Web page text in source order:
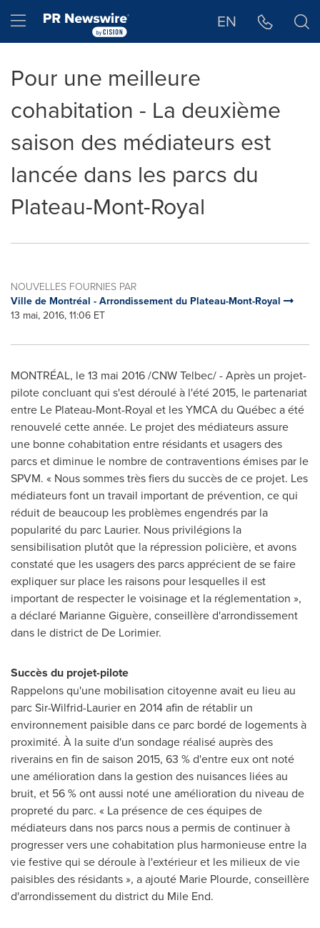
Hamburger menu EN
Pour une meilleure
cohabitation - La deuxième
saison des médiateurs est
lancée dans les parcs du
Plateau-Mont-Royal
NOUVELLES FOURNIES PAR
Ville de Montréal - Arrondissement du Plateau-Mont-Royal
13 mai, 2016, 11:06 ET
MONTRÉAL, le 13 mai 2016 /CNW Telbec/ - Après un projet-
pilote concluant qui s'est déroulé à l'été 2015, le partenariat
entre Le Plateau-Mont-Royal et les YMCA du Québec a été
renouvelé cette année. Le projet des médiateurs assure
une bonne cohabitation entre résidants et usagers des
parcs et diminue le nombre de contraventions émises par le
SPVM. « Nous sommes très fiers du succès de ce projet. Les
médiateurs font un travail important de prévention, ce qui
réduit de beaucoup les problèmes engendrés par la
popularité du parc Laurier. Nous privilégions la
sensibilisation plutôt que la répression policière, et avons
constaté que les usagers des parcs apprécient de se faire
expliquer sur place les raisons pour lesquelles il est
important de respecter le voisinage et la réglementation »,
a déclaré Marianne Giguère, conseillère d'arrondissement
dans le district de De Lorimier.
Succès du projet-pilote
Rappelons qu'une mobilisation citoyenne avait eu lieu au
parc Sir-Wilfrid-Laurier en 2014 afin de rétablir un
environnement paisible dans ce parc bordé de logements à
proximité. À la suite d'un sondage réalisé auprès des
riverains en fin de saison 2015, 63 % d'entre eux ont noté
une amélioration dans la gestion des nuisances liées au
bruit, et 56 % ont aussi noté une amélioration du niveau de
propreté du parc. « La présence de ces équipes de
médiateurs dans nos parcs nous a permis de continuer à
progresser vers une cohabitation plus harmonieuse entre la
vie festive qui se déroule à l'extérieur et les milieux de vie
paisibles des résidants », a ajouté Marie Plourde, conseillère
d'arrondissement du district du Mile End.